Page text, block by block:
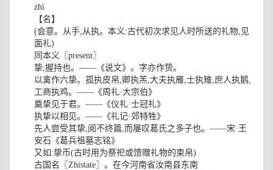
zhì
【名】
(会意。从手,从执。本义:古代初次求见人时所送的礼物,见
面礼)
同本义〖present〗
挚,握持也。——《说文》。字亦作贽。
以禽作六挚。孤执皮帛,卿执羔,大夫执雁,士执雉,庶人执鹅,
工商执鸡。——《周礼·大宗伯》
奠挚见于君。——《仪礼·士冠礼》
执挚以相见。——《礼记·郊特牲》
先人尝受其挚,阅不终篇,而屡叹葛氏之多子也。——宋·王
安石《葛兵祖墓志铭》
又如:挚币(古时用为祭祀或馈赠礼物的束帛)
古国名〖Zhistate〗。在今河南省汝南县东南